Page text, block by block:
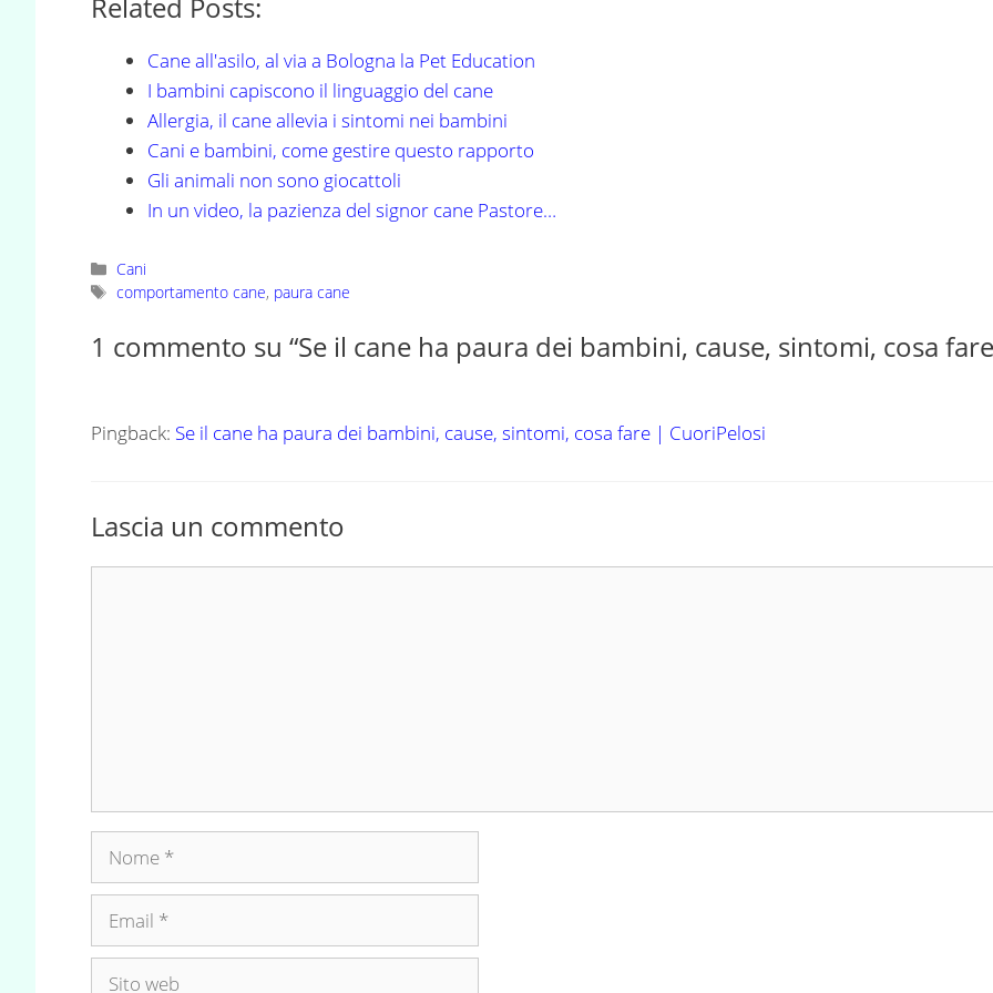
Cane all'asilo, al via a Bologna la Pet Education
I bambini capiscono il linguaggio del cane
Allergia, il cane allevia i sintomi nei bambini
Cani e bambini, come gestire questo rapporto
Gli animali non sono giocattoli
In un video, la pazienza del signor cane Pastore…
Categorie
Cani
Tag
comportamento cane, paura cane
1 commento su “Se il cane ha paura dei bambini, cause, sintomi, cosa
Pingback: Se il cane ha paura dei bambini, cause, sintomi, cosa fare | CuoriPelosi
Lascia un commento
Nome
Email
Sito